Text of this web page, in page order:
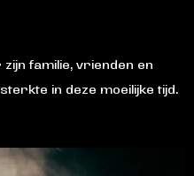
familie, vrienden en
in deze moeilijke tijd.